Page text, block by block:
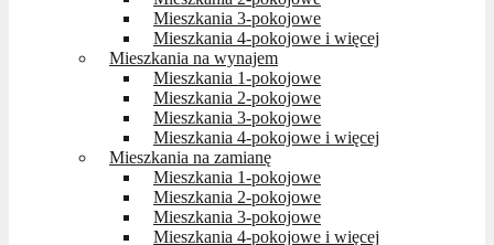
Mieszkania 3-pokojowe
Mieszkania 4-pokojowe i więcej
Mieszkania na wynajem
Mieszkania 1-pokojowe
Mieszkania 2-pokojowe
Mieszkania 3-pokojowe
Mieszkania 4-pokojowe i więcej
Mieszkania na zamianę
Mieszkania 1-pokojowe
Mieszkania 2-pokojowe
Mieszkania 3-pokojowe
Mieszkania 4-pokojowe i więcej